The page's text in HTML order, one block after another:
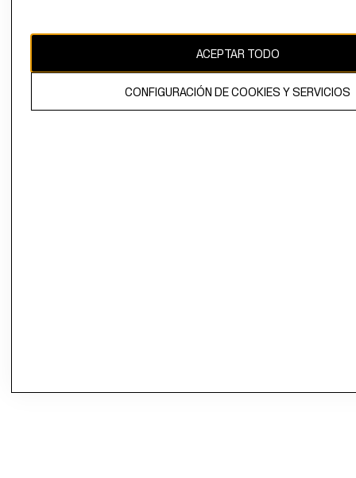
ACEPTAR TODO
CONFIGURACIÓN DE COOKIES Y SERVICIOS